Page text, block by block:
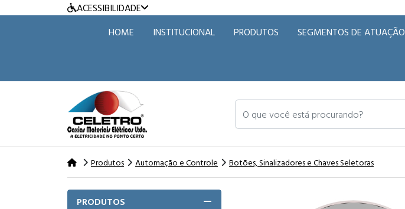
ACESSIBILIDADE
HOME
INSTITUCIONAL PRODUTOS SEGMENTOS DE ATUAÇÃO
O que você está procurando?
Produtos Automação e Controle Botões, Sinalizadores e Chaves Seletoras
PRODUTOS